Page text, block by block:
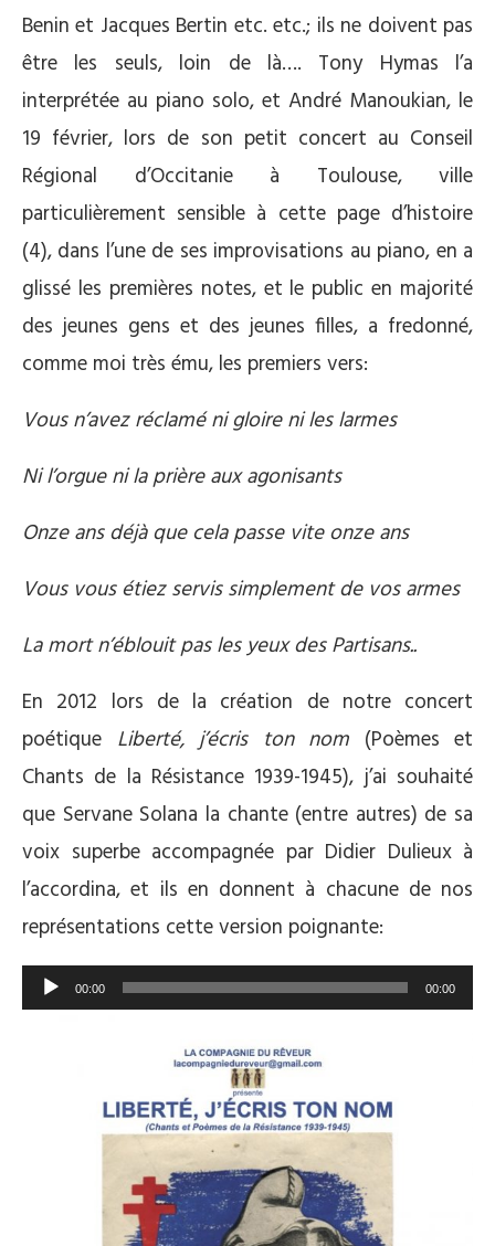
Benin et Jacques Bertin etc. etc.; ils ne doivent pas
être les seuls, loin de là…. Tony Hymas l’a
interprétée au piano solo, et André Manoukian, le
19 février, lors de son petit concert au Conseil
Régional d’Occitanie à Toulouse, ville
particulièrement sensible à cette page d’histoire
(4), dans l’une de ses improvisations au piano, en a
glissé les premières notes, et le public en majorité
des jeunes gens et des jeunes filles, a fredonné,
comme moi très ému, les premiers vers:
Vous n’avez réclamé ni gloire ni les larmes
Ni l’orgue ni la prière aux agonisants
Onze ans déjà que cela passe vite onze ans
Vous vous étiez servis simplement de vos armes
La mort n’éblouit pas les yeux des Partisans..
En 2012 lors de la création de notre concert
poétique Liberté, j’écris ton nom (Poèmes et
Chants de la Résistance 1939-1945), j’ai souhaité
que Servane Solana la chante (entre autres) de sa
voix superbe accompagnée par Didier Dulieux à
l’accordina, et ils en donnent à chacune de nos
représentations cette version poignante:
Lecteur
audio
00:00 00:00